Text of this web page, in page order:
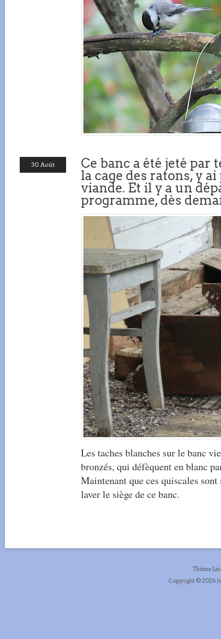
30 Août
Ce banc a été jeté par
la cage des ratons, y ai
viande. Et il y a un
programme, dès
Les taches blanches sur le banc
bronzés, qui défèquent en blanc
Maintenant que ces quiscales
laver le siège de ce banc.
Thème
Copyright © 2026